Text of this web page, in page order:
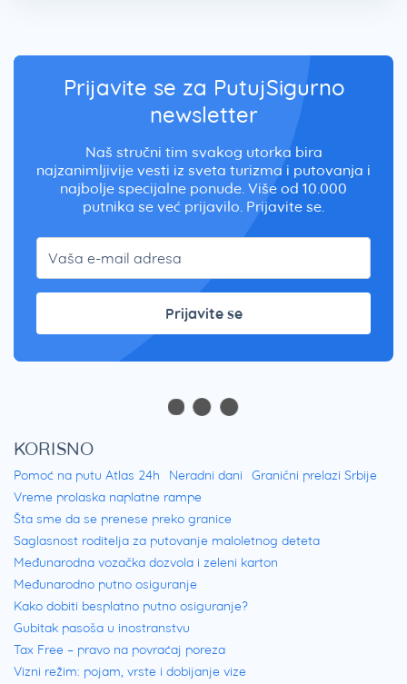
Prijavite se za PutujSigurno
newsletter
Naš stručni tim svakog utorka bira
najzanimljivije vesti iz sveta turizma i putovanja i
najbolje specijalne ponude. Više od 10.000
putnika se već prijavilo. Prijavite se.
Prijavite se
KORISNO
Pomoć na putu Atlas 24h Neradni dani
Granični prelazi Srbije
Vreme prolaska naplatne rampe
Šta sme da se prenese preko granice
Saglasnost roditelja za putovanje maloletnog deteta
Međunarodna vozačka dozvola i zeleni karton
Međunarodno putno osiguranje
Kako dobiti besplatno putno osiguranje?
Gubitak pasoša u inostranstvu
Tax Free – pravo na povraćaj poreza
Vizni režim: pojam, vrste i dobijanje vize